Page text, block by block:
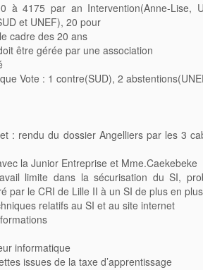
à 4175 par an Intervention(Anne-Lise,
et UNEF), 20 pour
cadre des 20 ans
être gérée par une association
Vote : 1 contre(SUD), 2
: rendu du dossier Angelliers par les 3
la Junior Entreprise et Mme.Caekebeke
limite dans la sécurisation du SI,
par le CRI de Lille II à un SI de plus en
relatifs au SI et au site internet
informatique
issues de la taxe d’apprentissage